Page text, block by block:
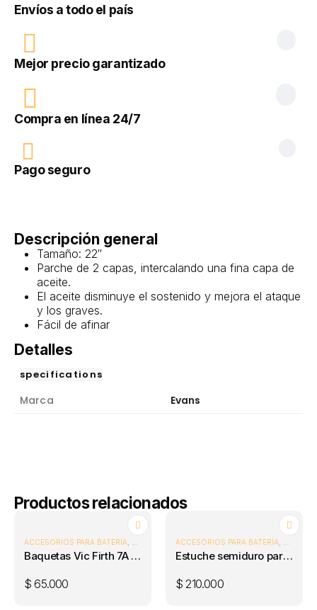
Envíos a todo el país
Mejor precio garantizado
Compra en línea 24/7
Pago seguro
Descripción general
Tamaño: 22″
Parche de 2 capas, intercalando una fina capa de
aceite.
El aceite disminuye el sostenido y mejora el ataque
y los graves.
Fácil de afinar
Detalles
specifications
Marca Evans
Productos relacionados
ACCESORIOS PARA BATERÍA BAQUETAS PARA BATERÍA ,BATERÍAS
Baquetas Vic Firth 7A Madera
$ 65.000
ACCESORIOS PARA BATERÍA
Estuche semiduro para Platillos
$ 210.000